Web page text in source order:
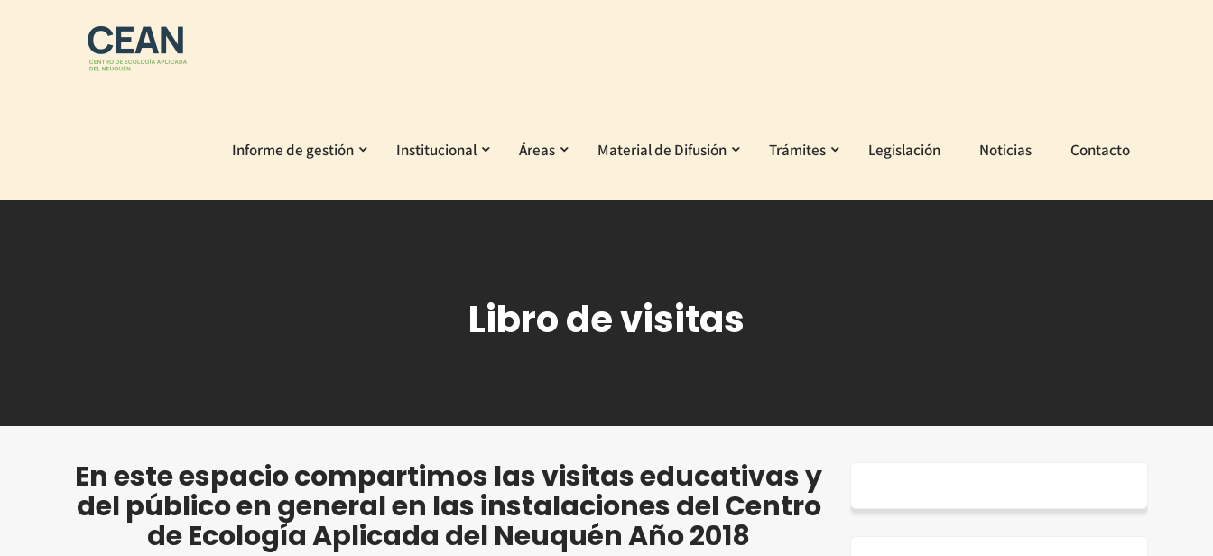
Informe de gestión Institucional Áreas Material de Difusión Trámites Legislación Noticias Contacto
Libro de visitas
En este espacio compartimos las visitas educativas y
del público en general en las instalaciones del Centro
de Ecología Aplicada del Neuquén Año 2018